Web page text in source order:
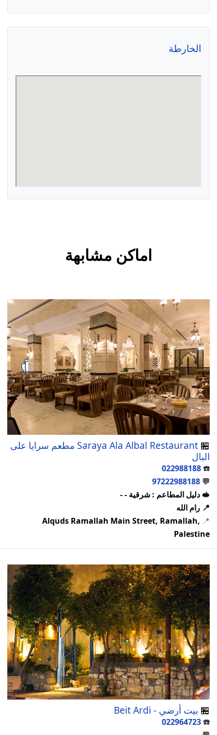
الخارطة
اماكن مشابهة
🏪
Saraya Ala Albal Restaurant مطعم سرايا على
البال
☎️
022988188
💬
97222988188
🥪 دليل المطاعم : شرقية - -
📍 رام الله
📍
Alquds Ramallah Main Street, Ramallah,
Palestine
🏪 بيت أرضي - Beit Ardi
☎️
022964723